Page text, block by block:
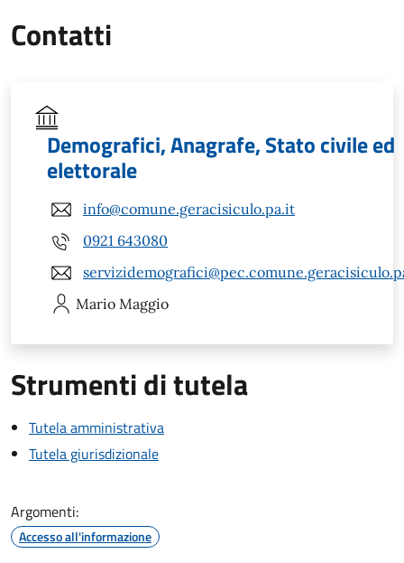
Contatti
Demografici, Anagrafe, Stato civile ed
elettorale
info@comune.geracisiculo.pa.it
0921 643080
Mario Maggio
Strumenti di tutela
Tutela amministrativa
Tutela giurisdizionale
Argomenti:
Accesso all'informazione